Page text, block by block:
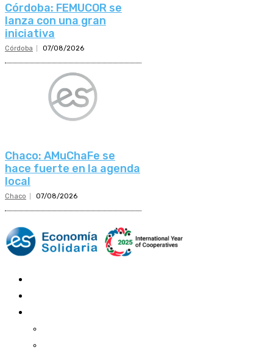
Córdoba: FEMUCOR se
lanza con una gran
iniciativa
Córdoba 07/08/2026
Chaco: AMuChaFe se
hace fuerte en la agenda
local
Chaco 07/08/2026